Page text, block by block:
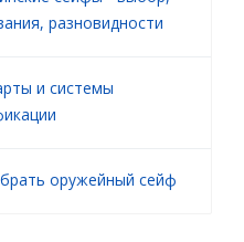
разновидности
и системы
оружейный сейф